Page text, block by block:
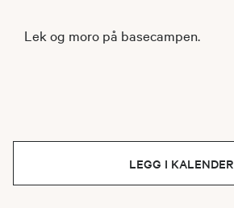
Lek og moro på basecampen.
LEGG I KALENDER